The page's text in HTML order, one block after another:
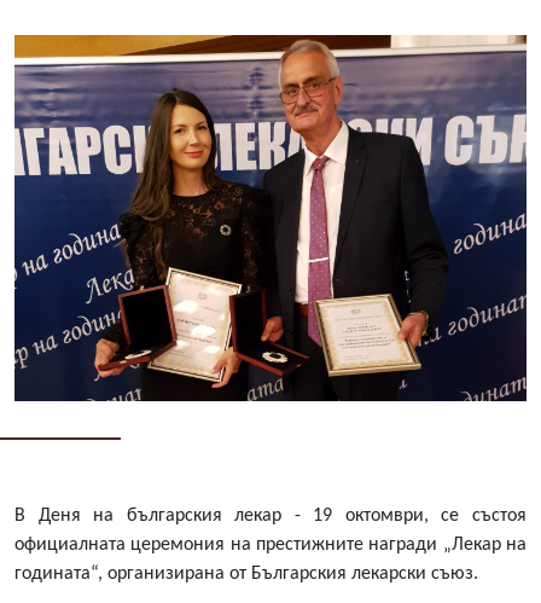
В Деня на българския лекар - 19 октомври, се състоя
официалната церемония на престижните награди „Лекар на
годината“, организирана от Българския лекарски съюз.